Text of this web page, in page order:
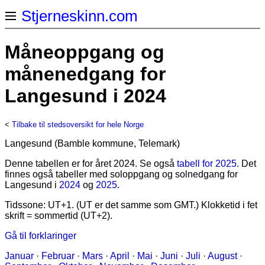
Stjerneskinn.com
Måneoppgang og
månenedgang for
Langesund i 2024
< Tilbake til stedsoversikt for hele Norge
Langesund (Bamble kommune, Telemark)
Denne tabellen er for året 2024. Se også tabell for 2025. Det
finnes også tabeller med soloppgang og solnedgang for
Langesund i 2024 og 2025.
Tidssone: UT+1. (UT er det samme som GMT.) Klokketid i fet
skrift = sommertid (UT+2).
Gå til forklaringer
Januar · Februar · Mars · April · Mai · Juni · Juli · August·